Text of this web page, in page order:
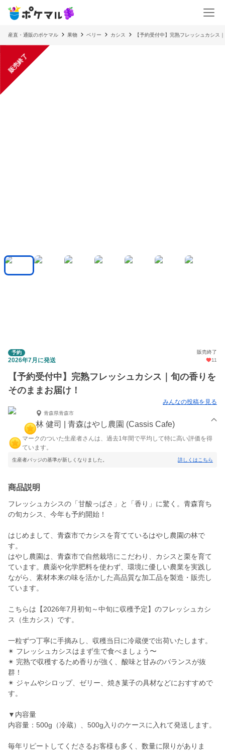
産直・通販のポケマル 果物 ベリー カシス 【予約受付中】完熟フレッシュカシス
販売終了
予約 販売終了
2026年7月に発送 11
【予約受付中】完熟フレッシュカシス｜旬の香りを
そのままお届け！
みんなの投稿を見る
青森県青森市
林 健司 | 青森はやし農園 (Cassis Cafe)
マークのついた生産者さんは、過去1年間で平均して特に高い評価を得
ています。
生産者バッジの基準が新しくなりました。 詳しくはこちら
商品説明
フレッシュカシスの「甘酸っぱさ」と「香り」に驚く。青森育ち
の旬カシス、今年も予約開始！
はじめまして、青森市でカシスを育てているはやし農園の林で
す。
はやし農園は、青森市で自然栽培にこだわり、カシスと栗を育て
ています。農薬や化学肥料を使わず、環境に優しい農業を実践し
ながら、素材本来の味を活かした高品質な加工品を製造・販売し
ています。
こちらは【2026年7月初旬～中旬に収穫予定】のフレッシュカシ
ス（生カシス）です。
一粒ずつ丁寧に手摘みし、収穫当日に冷蔵便で出荷いたします。
✴ フレッシュカシスはまず生で食べましょう〜
✴ 完熟で収穫するため香りが強く、酸味と甘みのバランスが抜
群！
✴ ジャムやシロップ、ゼリー、焼き菓子の具材などにおすすめで
す。
▼内容量
内容量：500g（冷蔵）、500g入りのケースに入れて発送します。
毎年リピートしてくださるお客様も多く、数量に限りがありま